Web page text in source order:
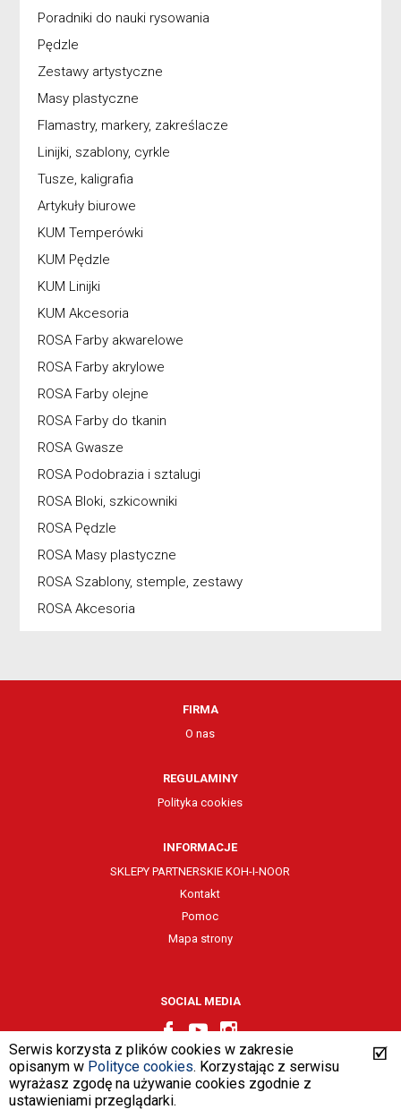
Poradniki do nauki rysowania
Pędzle
Zestawy artystyczne
Masy plastyczne
Flamastry, markery, zakreślacze
Linijki, szablony, cyrkle
Tusze, kaligrafia
Artykuły biurowe
KUM Temperówki
KUM Pędzle
KUM Linijki
KUM Akcesoria
ROSA Farby akwarelowe
ROSA Farby akrylowe
ROSA Farby olejne
ROSA Farby do tkanin
ROSA Gwasze
ROSA Podobrazia i sztalugi
ROSA Bloki, szkicowniki
ROSA Pędzle
ROSA Masy plastyczne
ROSA Szablony, stemple, zestawy
ROSA Akcesoria
FIRMA
O nas
REGULAMINY
Polityka cookies
INFORMACJE
SKLEPY PARTNERSKIE KOH-I-NOOR
Kontakt
Pomoc
Mapa strony
SOCIAL MEDIA
Serwis korzysta z plików cookies w zakresie
opisanym w Polityce cookies. Korzystając z serwisu
wyrażasz zgodę na używanie cookies zgodnie z
ustawieniami przeglądarki.